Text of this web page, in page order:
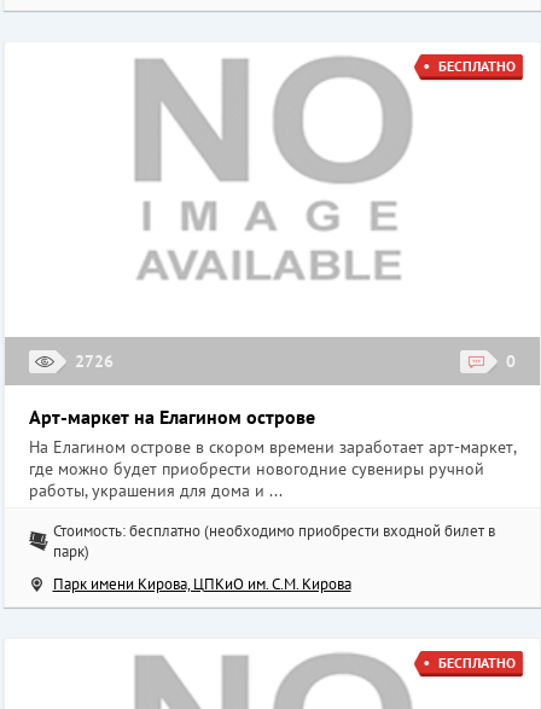
2726 0
БЕСПЛАТНО
Арт-маркет на Елагином острове
На Елагином острове в скором времени заработает арт-маркет,
где можно будет приобрести новогодние сувениры ручной
работы, украшения для дома и ...
Стоимость: бесплатно (необходимо приобрести входной билет в
парк)
Парк имени Кирова, ЦПКиО им. С.М. Кирова
БЕСПЛАТНО